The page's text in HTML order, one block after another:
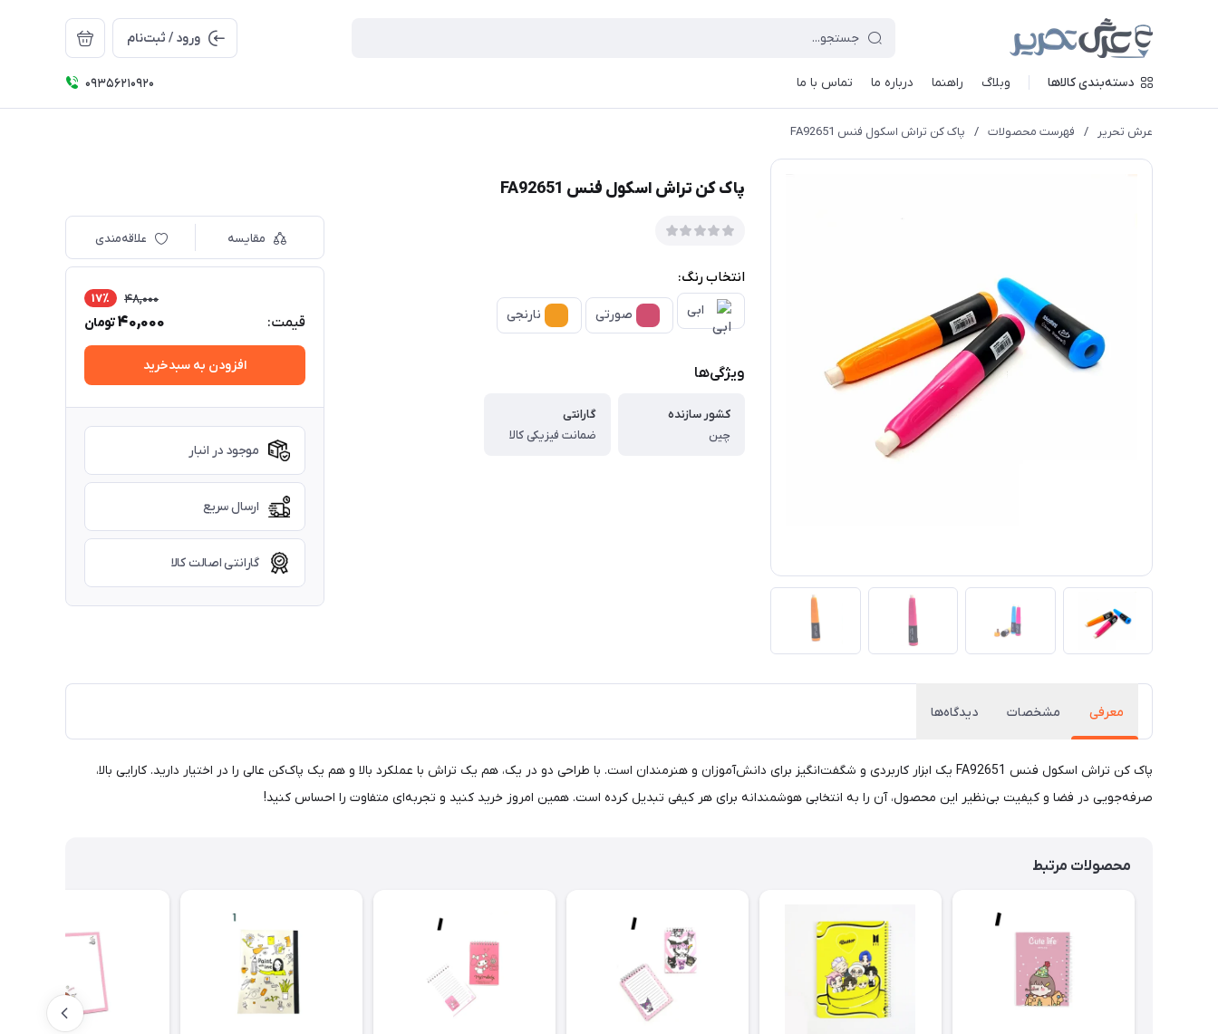
ورود / ثبت‌نام
دسته‌بندی کالاها وبلاگ راهنما درباره ما تماس با ما 09356210920
عرش تحریر / فهرست محصولات / پاک کن تراش اسکول فنس FA92651
پاک کن تراش اسکول فنس FA92651
انتخاب رنگ:
ابی صورتی نارنجی
ویژگی‌ها
کشور سازنده
چین
گارانتی
ضمانت فیزیکی کالا
مقایسه علاقه‌مندی
قیمت:
48,000 17٪
40,000تومان
افزودن به سبدخرید
موجود در انبار
ارسال سریع
گارانتی اصالت کالا
معرفی مشخصات دیدگاه‌ها
پاک کن تراش اسکول فنس FA92651 یک ابزار کاربردی و شگفت‌انگیز برای دانش‌آموزان و هنرمندان است. با طراحی دو در یک، هم یک تراش با عملکرد بالا و هم یک پاک‌کن عالی را در اختیار دارید. کارایی بالا،
صرفه‌جویی در فضا و کیفیت بی‌نظیر این محصول، آن را به انتخابی هوشمندانه برای هر کیفی تبدیل کرده است. همین امروز خرید کنید و تجربه‌ای متفاوت را احساس کنید!
محصولات مرتبط